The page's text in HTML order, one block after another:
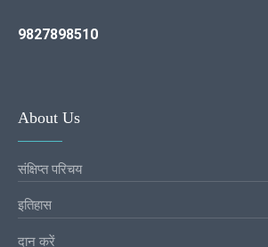
9827898510
About Us
संक्षिप्त परिचय
इतिहास
दान करें